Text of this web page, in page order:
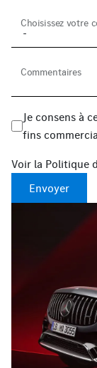
Choisissez votre
Commentaires
Je consens à
fins
Voir la Politique
Envoyer